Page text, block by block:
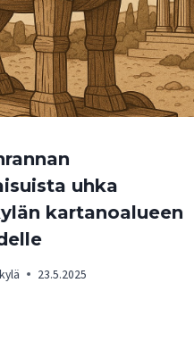
uhka
kartanoalueen
23.5.2025